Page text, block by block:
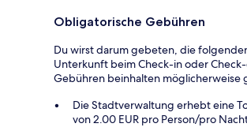
Obligatorische Gebühren
Du wirst darum gebeten, die
Unterkunft beim Check-in oder
Gebühren beinhalten möglicherweise
Die Stadtverwaltung erhebt eine
von 2.00 EUR pro Person/pro